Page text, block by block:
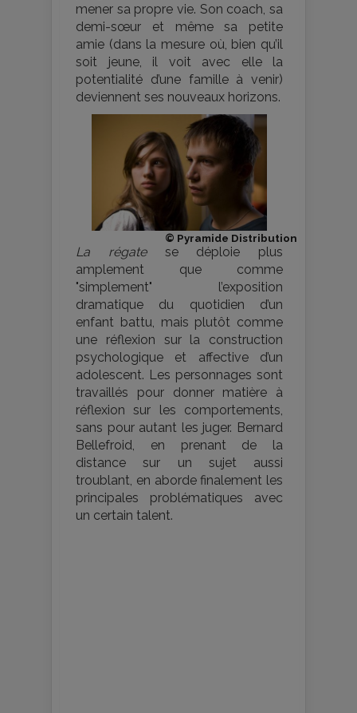
mener sa propre vie. Son coach, sa
demi-sœur et même sa petite
amie (dans la mesure où, bien qu’il
soit jeune, il voit avec elle la
potentialité d’une famille à venir)
deviennent ses nouveaux horizons.
© Pyramide Distribution
La régatese déploie plus
amplement que comme
"simplement" l’exposition
dramatique du quotidien d’un
enfant battu, mais plutôt comme
une réflexion sur la construction
psychologique et affective d’un
adolescent. Les personnages sont
travaillés pour donner matière à
réflexion sur les comportements,
sans pour autant les juger. Bernard
Bellefroid, en prenant de la
distance sur un sujet aussi
troublant, en aborde finalement les
principales problématiques avec
un certain talent.